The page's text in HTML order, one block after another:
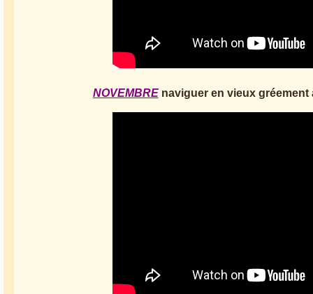
NOVEMBREnaviguer en vieux gréement